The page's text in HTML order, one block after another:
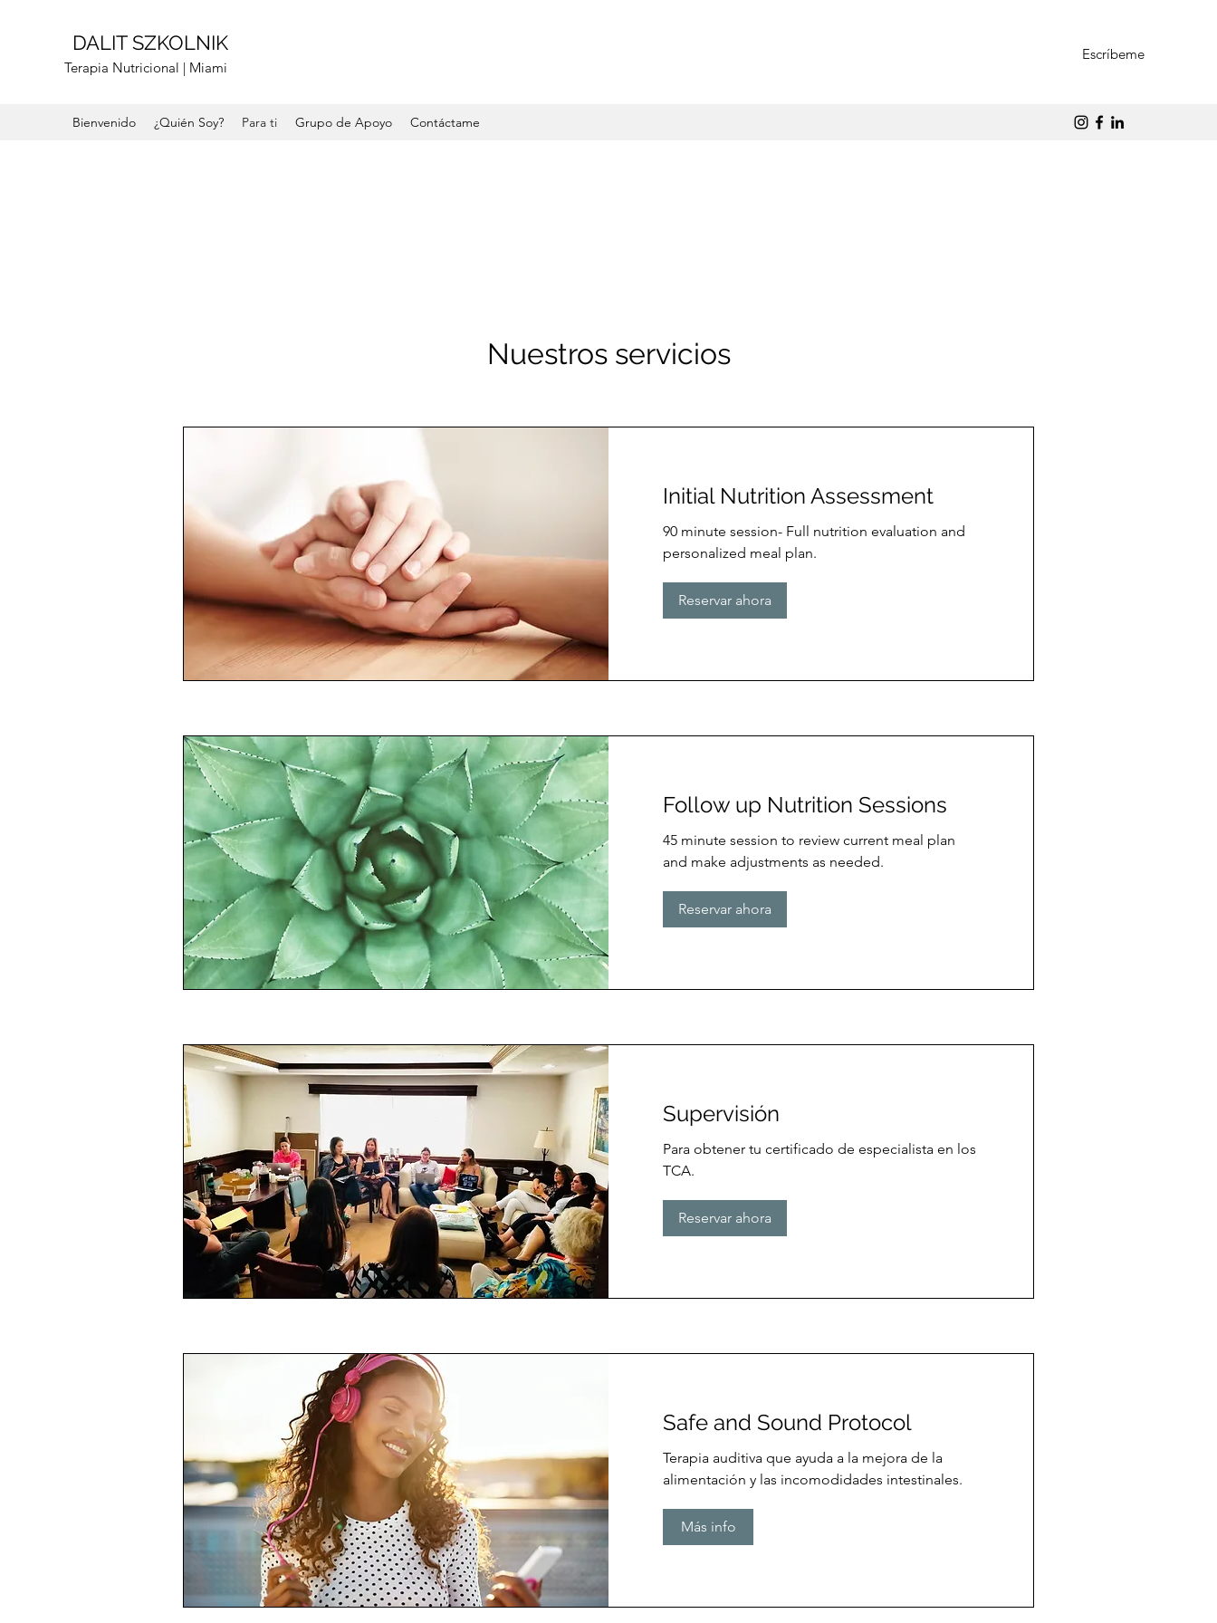
DALIT SZKOLNIK
Terapia Nutricional | Miami
Escríbeme
Bienvenido ¿Quién Soy? Para ti Grupo de Apoyo Contáctame
Nuestros servicios
Initial Nutrition Assessment
90 minute session- Full nutrition evaluation and
personalized meal plan.
Reservar ahora
Follow up Nutrition Sessions
45 minute session to review current meal plan
and make adjustments as needed.
Reservar ahora
Supervisión
Para obtener tu certificado de especialista en los
TCA.
Reservar ahora
Safe and Sound Protocol
Terapia auditiva que ayuda a la mejora de la
alimentación y las incomodidades intestinales.
Más info